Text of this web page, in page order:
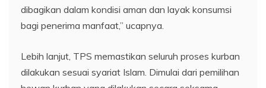
dibagikan dalam kondisi aman dan layak konsumsi
bagi penerima manfaat,” ucapnya.
Lebih lanjut, TPS memastikan seluruh proses kurban
dilakukan sesuai syariat Islam. Dimulai dari pemilihan